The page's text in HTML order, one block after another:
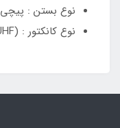
نوع بستن : پیچی
نوع کانکتور : PL (UHF)